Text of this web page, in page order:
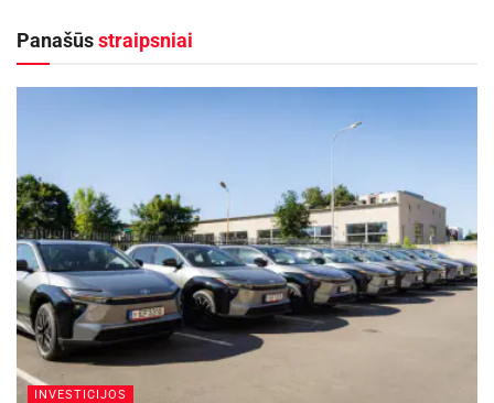
greičio mažinimo kalneliai, vertikalus ir
horizontalus ženklinimas ir kt.
Projekto „Susisiekimo komunikacijų paskirties
statinių Gruodžio 17-osios gatvėje, Ukmergės
mieste, kapitalinio remonto projektas“ rangos
darbai startavo 2024 metų vasarį, o pabaigti – šį
mėnesį. Visi statybos darbai buvo atlikti dar
praėjusių metų pabaigoje, o gatvės ženklinimo ir
kiti baigiamieji darbai – šiais metais.
Tikimės, kad šiuolaikiškai sutvarkius šią gatvę,
Panašūsstraipsniai
INVESTICIJOS